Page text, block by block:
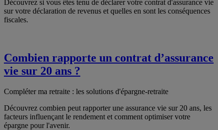
Découvrez si vous êtes tenu de déclarer votre contrat d'assurance vie
sur votre déclaration de revenus et quelles en sont les conséquences
fiscales.
Combien rapporte un contrat d’assurance
vie sur 20 ans ?
Compléter ma retraite : les solutions d'épargne-retraite
Découvrez combien peut rapporter une assurance vie sur 20 ans, les
facteurs influençant le rendement et comment optimiser votre
épargne pour l'avenir.